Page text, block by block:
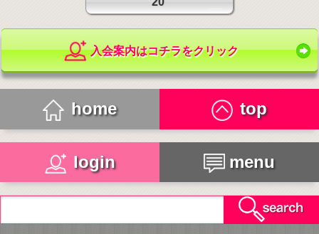
入会案内はコチラをクリック
home top
login menu